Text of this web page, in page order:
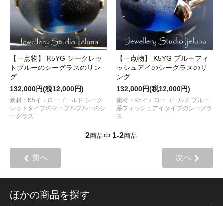
【一点物】 K5YG シークレッ
トブルーのシーグラスのリン
グ
132,000円(税12,000円)
素材：K5イエローゴールド シーク
レットタイプのマーブルブルーのシ
ーグラス
【一点物】 K5YG ブルーフィ
ッシュアイのシーグラスのリ
ング
132,000円(税12,000円)
素材：K5イエローゴールド ブルー
系フィッシュアイタイプのシーグラ
ス
2商品中 1-2商品
前へ 次へ
ほかの商品を探す